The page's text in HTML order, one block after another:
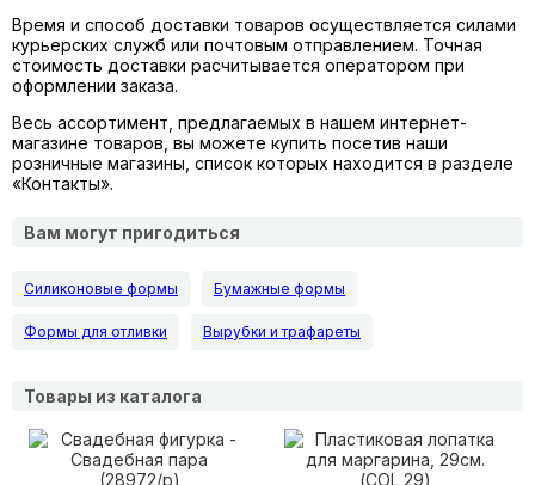
Время и способ доставки товаров осуществляется силами
курьерских служб или почтовым отправлением. Точная
стоимость доставки расчитывается оператором при
оформлении заказа.
Весь ассортимент, предлагаемых в нашем интернет-
магазине товаров, вы можете купить посетив наши
розничные магазины, список которых находится в разделе
«Контакты».
Вам могут пригодиться
Силиконовые формы Бумажные формы
Формы для отливки Вырубки и трафареты
Товары из каталога